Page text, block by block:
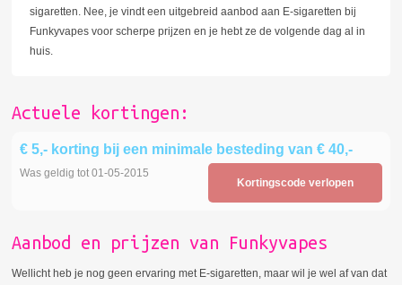
sigaretten. Nee, je vindt een uitgebreid aanbod aan E-sigaretten bij
Funkyvapes voor scherpe prijzen en je hebt ze de volgende dag al in
huis.
Actuele kortingen:
€ 5,- korting bij een minimale besteding van € 40,-
Kortingscode verlopen
Was geldig tot 01-05-2015
Aanbod en prijzen van Funkyvapes
Wellicht heb je nog geen ervaring met E-sigaretten, maar wil je wel af van dat